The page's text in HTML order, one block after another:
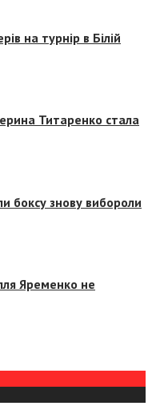
на турнір в Білій
Титаренко стала
боксу знову вибороли
Яременко не